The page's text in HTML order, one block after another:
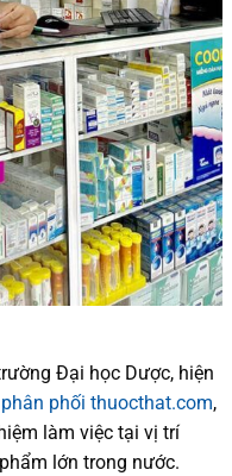
Đại học Dược, hiện
phối thuocthat.com,
làm việc tại vị trí
lớn trong nước.